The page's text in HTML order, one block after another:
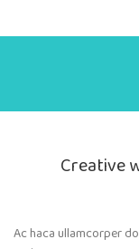
Creative
Ac haca ullamcorper